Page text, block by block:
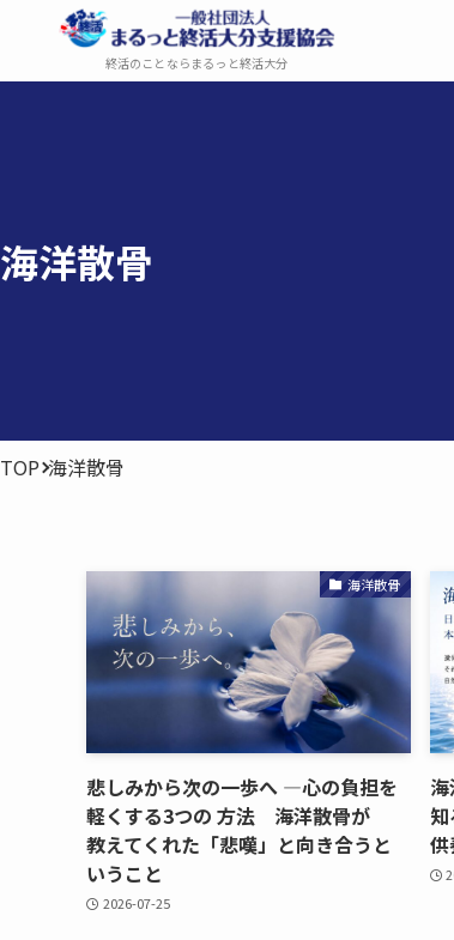
終活のことならまるっと終活大分
海洋散骨
TOP 海洋散骨
海洋散骨
悲しみから​次の​一歩へ​ ―心の​負担を​
軽く​する​3つの​ 方​法 海洋散骨が​
教えてくれた​「悲嘆」と​向き合うと​
いう​こと
2026-07-25